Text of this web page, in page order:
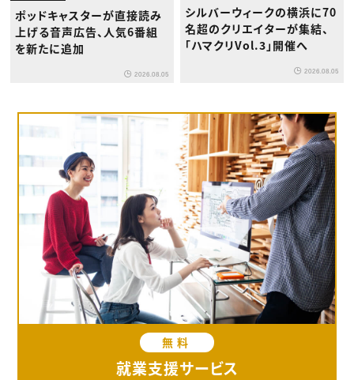
ポッドキャスターが直接読み
上げる音声広告、人気6番組
を新たに追加
2026.08.05
シルバーウィークの横浜に70
名超のクリエイターが集結、
「ハマクリVol.3」開催へ
2026.08.05
無料
就業支援サービス